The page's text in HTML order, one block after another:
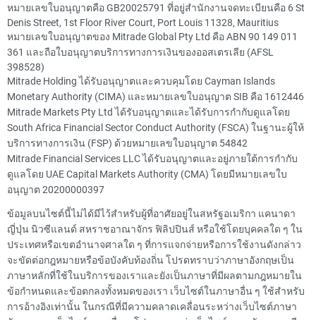
หมายเลขใบอนุญาตคือ GB20025791 ที่อยู่สำนักงานจดทะเบียนคือ 6 St
Denis Street, 1st Floor River Court, Port Louis 11328, Mauritius
หมายเลขใบอนุญาตของ Mitrade Global Pty Ltd คือ ABN 90 149 011
361 และถือใบอนุญาตบริการทางการเงินของออสเตรเลีย (AFSL
398528)
Mitrade Holding ได้รับอนุญาตและควบคุมโดย Cayman Islands
Monetary Authority (CIMA) และหมายเลขใบอนุญาต SIB คือ 1612446
Mitrade Markets Pty Ltd ได้รับอนุญาตและได้รับการกำกับดูแลโดย
South Africa Financial Sector Conduct Authority (FSCA) ในฐานะผู้ให้
บริการทางการเงิน (FSP) ด้วยหมายเลขใบอนุญาต 54842
Mitrade Financial Services LLC ได้รับอนุญาตและอยู่ภายใต้การกำกับ
ดูแลโดย UAE Capital Markets Authority (CMA) โดยมีหมายเลขใบ
อนุญาต 20200000397
ข้อมูลบนไซต์นี้ไม่ได้มีไว้สำหรับผู้ที่อาศัยอยู่ในสหรัฐอเมริกา แคนาดา
ญี่ปุ่น นิวซีแลนด์ สหราชอาณาจักร ฟิลิปปินส์ หรือใช้โดยบุคคลใด ๆ ใน
ประเทศหรือเขตอำนาจศาลใด ๆ ที่การแจกจ่ายหรือการใช้งานดังกล่าว
จะขัดต่อกฎหมายหรือข้อบังคับท้องถิ่น โปรดทราบว่าภาษาอังกฤษเป็น
ภาษาหลักที่ใช้ในบริการของเราและยังเป็นภาษาที่มีผลตามกฎหมายใน
ข้อกำหนดและข้อตกลงทั้งหมดของเรา เว็บไซต์ในภาษาอื่น ๆ ใช้สำหรับ
การอ้างอิงเท่านั้น ในกรณีที่มีความคลาดเคลื่อนระหว่างเว็บไซต์ภาษา